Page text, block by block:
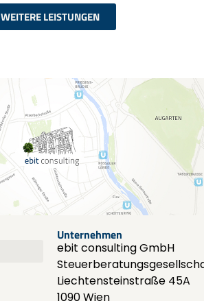
WEITERE LEISTUNGEN
Unternehmen
ebit consulting GmbH
Liechtensteinstraße 45A
1090 Wien